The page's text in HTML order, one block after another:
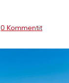
0 Kommentit